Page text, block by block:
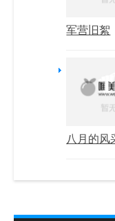
军营旧絮
八月的风